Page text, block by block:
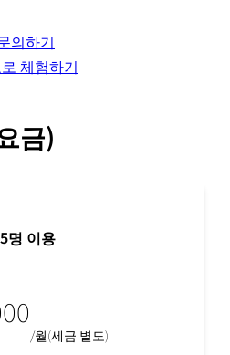
의하기
체험하기
금)
5명 이용
/월(세금 별도)